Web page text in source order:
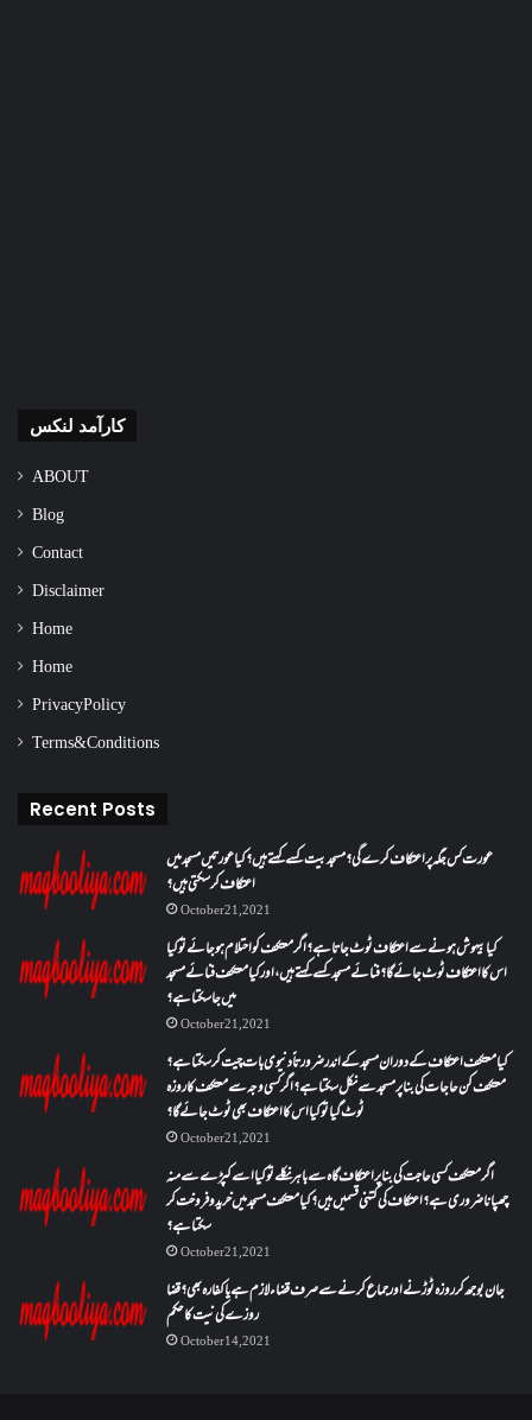
کارآمد لنکس
ABOUT
Blog
Contact
Disclaimer
Home
Home
Privacy Policy
Terms & Conditions
Recent Posts
عورت کس جگہ پر اعتکاف کرے گی؟مسجد بیت کسے کہتے ہیں؟کیا عورتیں مسجد میں
اعتکاف کر سکتی ہیں؟
October 21, 2021
کیا بیہوش ہونے سے اعتکاف ٹوٹ جاتا ہے؟ اگر معتکف کو احتلام ہو جائے تو کیا
اس کا اعتکاف ٹوٹ جائے گا؟فنائے مسجد کسے کہتے ہیں ، اور کیا معتکف فنائے مسجد
میں جا سکتا ہے؟
October 21, 2021
کیا معتکف اعتکاف کے دوران مسجد کے اندر ضرورتاً دنیوی بات چیت کر سکتا ہے؟
معتکف کن حاجات کی بنا پر مسجد سے نکل سکتا ہے؟ اگر کسی وجہ سے معتکف کا روزہ
ٹوٹ گیا تو کیا اس کا اعتکاف بھی ٹوٹ جائے گا؟
October 21, 2021
اگر معتکف کسی حاجت کی بنا پر اعتکاف گاہ سے باہر نکلے تو کیا اسے کپڑے سے منہ
چھپانا ضروری ہے؟اعتکاف کی کتنی قسمیں ہیں؟کیا معتکف مسجد میں خرید و فروخت کر
سکتا ہے؟
October 21, 2021
جان بوجھ کر روزہ ٹوڑنے اور جماع کرنے سے صرف قضاء لازم ہے یا کفارہ بھی؟ قضا
روزے کی نیت کا حکم
October 14, 2021